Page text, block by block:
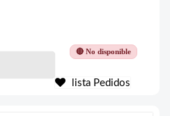
🔴 No disponible
lista Pedidos